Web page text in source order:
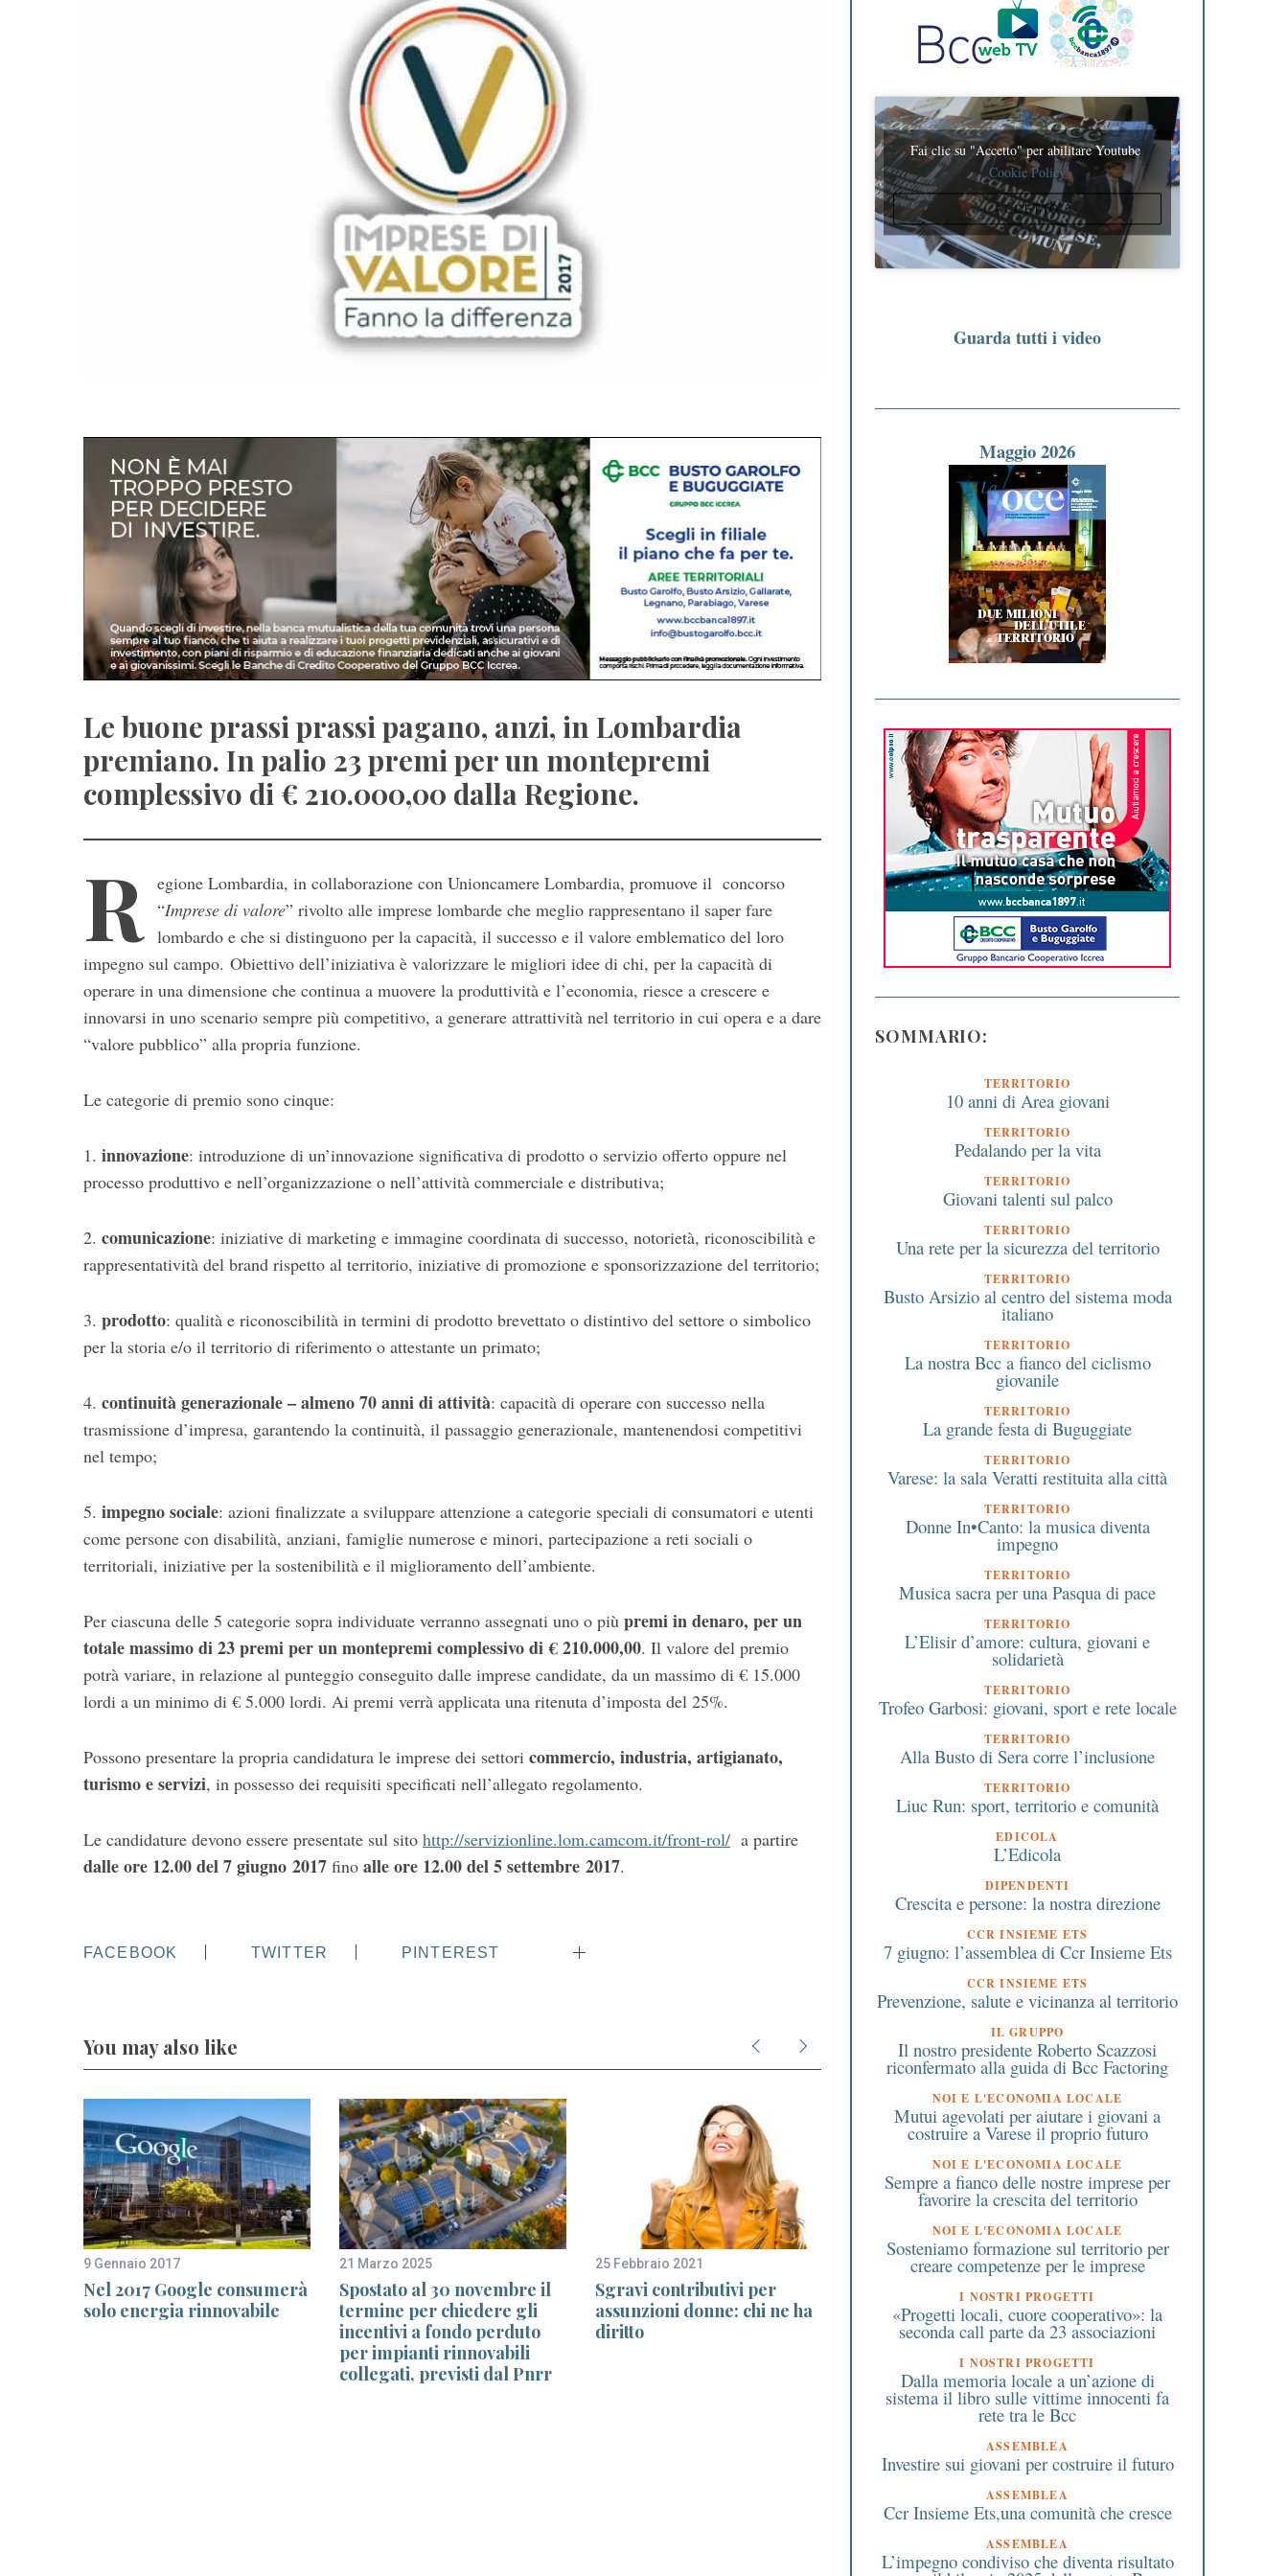
Le buone prassi prassi pagano, anzi, in Lombardia
premiano. In palio 23 premi per un montepremi
complessivo di € 210.000,00 dalla Regione.
R
egione Lombardia, in collaborazione con Unioncamere Lombardia, promuove il concorso
“Imprese di valore” rivolto alle imprese lombarde che meglio rappresentano il saper fare
lombardo e che si distinguono per la capacità, il successo e il valore emblematico del loro
impegno sul campo. Obiettivo dell’iniziativa è valorizzare le migliori idee di chi, per la capacità di
operare in una dimensione che continua a muovere la produttività e l’economia, riesce a crescere e
innovarsi in uno scenario sempre più competitivo, a generare attrattività nel territorio in cui opera e a dare
“valore pubblico” alla propria funzione.
Le categorie di premio sono cinque:
1. innovazione: introduzione di un’innovazione significativa di prodotto o servizio offerto oppure nel
processo produttivo e nell’organizzazione o nell’attività commerciale e distributiva;
2. comunicazione: iniziative di marketing e immagine coordinata di successo, notorietà, riconoscibilità e
rappresentatività del brand rispetto al territorio, iniziative di promozione e sponsorizzazione del territorio;
3. prodotto: qualità e riconoscibilità in termini di prodotto brevettato o distintivo del settore o simbolico
per la storia e/o il territorio di riferimento o attestante un primato;
4. continuità generazionale– almeno 70 anni di attività: capacità di operare con successo nella
trasmissione d’impresa, garantendo la continuità, il passaggio generazionale, mantenendosi competitivi
nel tempo;
5. impegno sociale: azioni finalizzate a sviluppare attenzione a categorie speciali di consumatori e utenti
come persone con disabilità, anziani, famiglie numerose e minori, partecipazione a reti sociali o
territoriali, iniziative per la sostenibilità e il miglioramento dell’ambiente.
Per ciascuna delle 5 categorie sopra individuate verranno assegnati uno o più premi in denaro, per un
totale massimo di 23 premi per un montepremi complessivo di € 210.000,00. Il valore del premio
potrà variare, in relazione al punteggio conseguito dalle imprese candidate, da un massimo di € 15.000
lordi a un minimo di € 5.000 lordi. Ai premi verrà applicata una ritenuta d’imposta del 25%.
Possono presentare la propria candidatura le imprese dei settori commercio, industria, artigianato,
turismo e servizi, in possesso dei requisiti specificati nell’allegato regolamento.
Le candidature devono essere presentate sul sito http://servizionline.lom.camcom.it/front-rol/ a partire
dalle ore 12.00 del 7 giugno 2017 fino alle ore 12.00 del 5 settembre 2017.
FACEBOOK TWITTER PINTEREST
You may also like
9 Gennaio 2017
Nel 2017 Google consumerà
solo energia rinnovabile
21 Marzo 2025
Spostato al 30 novembre il
termine per chiedere gli
incentivi a fondo perduto
per impianti rinnovabili
collegati, previsti dal Pnrr
25 Febbraio 2021
Sgravi contributivi per
assunzioni donne: chi ne ha
diritto
17 Ottobre 2016
A Milano nascono le
biblioteche a cielo aperto
5 Novembre 2020
finanza del bene
dall’Arcivescovo di
Fai clic su "Accetto" per abilitare Youtube
Cookie Policy
ACCETTO
Guarda tutti i video
Maggio 2026
SOMMARIO:
TERRITORIO
10 anni di Area giovani
TERRITORIO
Pedalando per la vita
TERRITORIO
Giovani talenti sul palco
TERRITORIO
Una rete per la sicurezza del territorio
TERRITORIO
Busto Arsizio al centro del sistema moda
italiano
TERRITORIO
La nostra Bcc a fianco del ciclismo
giovanile
TERRITORIO
La grande festa di Buguggiate
TERRITORIO
Varese: la sala Veratti restituita alla città
TERRITORIO
Donne In•Canto: la musica diventa
impegno
TERRITORIO
Musica sacra per una Pasqua di pace
TERRITORIO
L’Elisir d’amore: cultura, giovani e
solidarietà
TERRITORIO
Trofeo Garbosi: giovani, sport e rete locale
TERRITORIO
Alla Busto di Sera corre l’inclusione
TERRITORIO
Liuc Run: sport, territorio e comunità
EDICOLA
L’Edicola
DIPENDENTI
Crescita e persone: la nostra direzione
CCR INSIEME ETS
7 giugno: l’assemblea di Ccr Insieme Ets
CCR INSIEME ETS
Prevenzione, salute e vicinanza al territorio
IL GRUPPO
Il nostro presidente Roberto Scazzosi
riconfermato alla guida di Bcc Factoring
NOI E L'ECONOMIA LOCALE
Mutui agevolati per aiutare i giovani a
costruire a Varese il proprio futuro
NOI E L'ECONOMIA LOCALE
Sempre a fianco delle nostre imprese per
favorire la crescita del territorio
NOI E L'ECONOMIA LOCALE
Sosteniamo formazione sul territorio per
creare competenze per le imprese
I NOSTRI PROGETTI
«Progetti locali, cuore cooperativo»: la
seconda call parte da 23 associazioni
I NOSTRI PROGETTI
Dalla memoria locale a un’azione di
sistema il libro sulle vittime innocenti fa
rete tra le Bcc
ASSEMBLEA
Investire sui giovani per costruire il futuro
ASSEMBLEA
Ccr Insieme Ets,una comunità che cresce
ASSEMBLEA
L’impegno condiviso che diventa risultato
S
r
h
f
: